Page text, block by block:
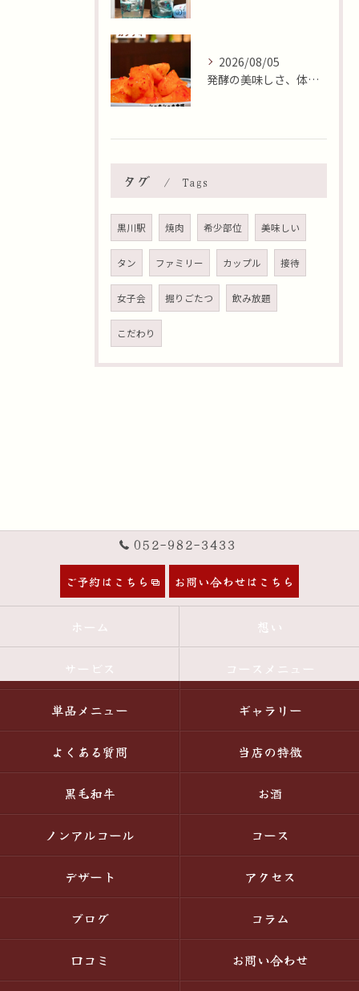
2026/08/05
発酵の美味しさ、体験しませんか？🧄
タグ Tags
黒川駅 焼肉 希少部位 美味しい
タン ファミリー カップル 接待
女子会 掘りごたつ 飲み放題
こだわり
052-982-3433
ご予約はこちら お問い合わせはこちら
ホーム 想い
サービス コースメニュー
単品メニュー ギャラリー
よくある質問 当店の特徴
黒毛和牛 お酒
ノンアルコール コース
デザート アクセス
ブログ コラム
口コミ お問い合わせ